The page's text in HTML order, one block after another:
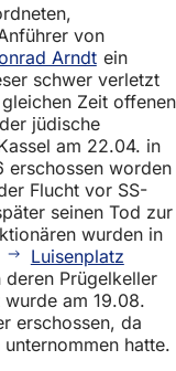
von
Arndt ein
schwer verletzt
Zeit offenen
jüdische
am 22.04. in
erschossen worden
Flucht vor SS-
seinen Tod zur
wurden in
Luisenplatz
Prügelkeller
am 19.08.
erschossen, da
hatte.